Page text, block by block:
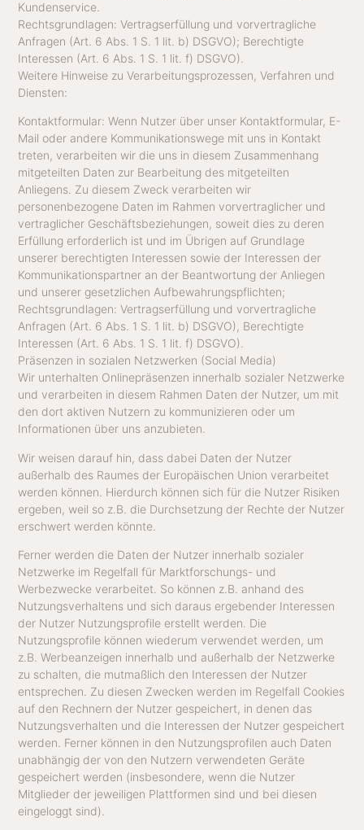
Kundenservice.
Rechtsgrundlagen: Vertragserfüllung und vorvertragliche
Anfragen (Art. 6 Abs. 1 S. 1 lit. b) DSGVO); Berechtigte
Interessen (Art. 6 Abs. 1 S. 1 lit. f) DSGVO).
Weitere Hinweise zu Verarbeitungsprozessen, Verfahren und
Diensten:
Kontaktformular: Wenn Nutzer über unser Kontaktformular, E-
Mail oder andere Kommunikationswege mit uns in Kontakt
treten, verarbeiten wir die uns in diesem Zusammenhang
mitgeteilten Daten zur Bearbeitung des mitgeteilten
Anliegens. Zu diesem Zweck verarbeiten wir
personenbezogene Daten im Rahmen vorvertraglicher und
vertraglicher Geschäftsbeziehungen, soweit dies zu deren
Erfüllung erforderlich ist und im Übrigen auf Grundlage
unserer berechtigten Interessen sowie der Interessen der
Kommunikationspartner an der Beantwortung der Anliegen
und unserer gesetzlichen Aufbewahrungspflichten;
Rechtsgrundlagen: Vertragserfüllung und vorvertragliche
Anfragen (Art. 6 Abs. 1 S. 1 lit. b) DSGVO), Berechtigte
Interessen (Art. 6 Abs. 1 S. 1 lit. f) DSGVO).
Präsenzen in sozialen Netzwerken (Social Media)
Wir unterhalten Onlinepräsenzen innerhalb sozialer Netzwerke
und verarbeiten in diesem Rahmen Daten der Nutzer, um mit
den dort aktiven Nutzern zu kommunizieren oder um
Informationen über uns anzubieten.
Wir weisen darauf hin, dass dabei Daten der Nutzer
außerhalb des Raumes der Europäischen Union verarbeitet
werden können. Hierdurch können sich für die Nutzer Risiken
ergeben, weil so z.B. die Durchsetzung der Rechte der Nutzer
erschwert werden könnte.
Ferner werden die Daten der Nutzer innerhalb sozialer
Netzwerke im Regelfall für Marktforschungs- und
Werbezwecke verarbeitet. So können z.B. anhand des
Nutzungsverhaltens und sich daraus ergebender Interessen
der Nutzer Nutzungsprofile erstellt werden. Die
Nutzungsprofile können wiederum verwendet werden, um
z.B. Werbeanzeigen innerhalb und außerhalb der Netzwerke
zu schalten, die mutmaßlich den Interessen der Nutzer
entsprechen. Zu diesen Zwecken werden im Regelfall Cookies
auf den Rechnern der Nutzer gespeichert, in denen das
Nutzungsverhalten und die Interessen der Nutzer gespeichert
werden. Ferner können in den Nutzungsprofilen auch Daten
unabhängig der von den Nutzern verwendeten Geräte
gespeichert werden (insbesondere, wenn die Nutzer
Mitglieder der jeweiligen Plattformen sind und bei diesen
eingeloggt sind).